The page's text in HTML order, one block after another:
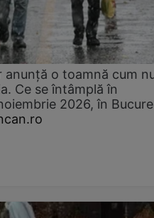
o toamnă cum
Ce se întâmplă în
2026, în